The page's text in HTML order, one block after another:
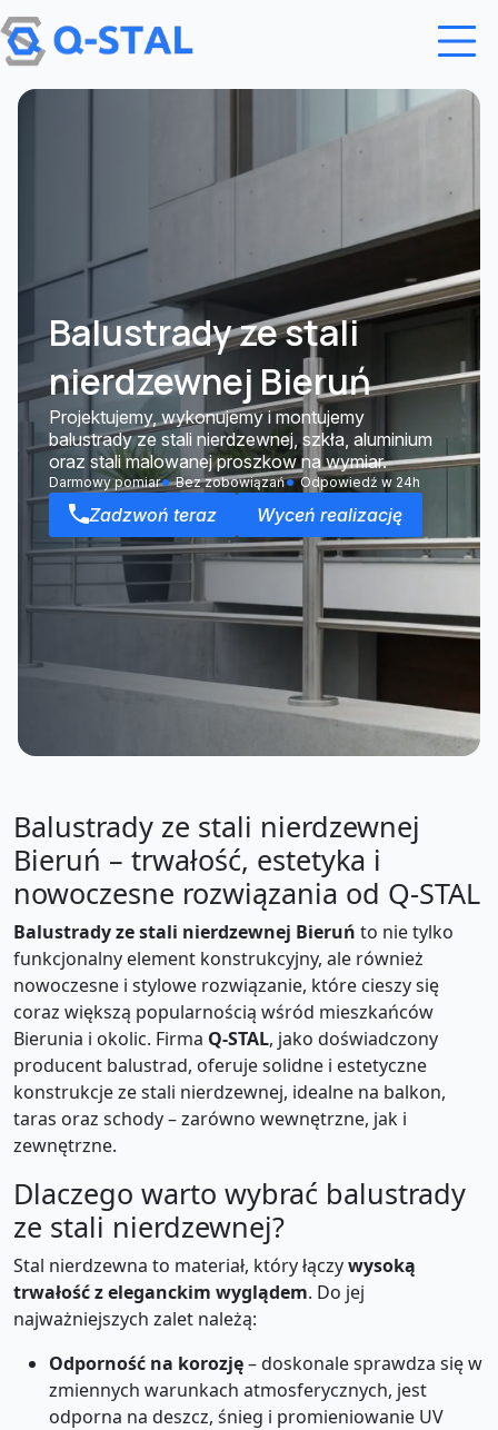
Przejdź do treści
Balustrady ze stali
nierdzewnej Bieruń
Projektujemy, wykonujemy i montujemy
balustrady ze stali nierdzewnej, szkła, aluminium
oraz stali malowanej proszkow na wymiar.
Darmowy pomiar Bez zobowiązań Odpowiedź w 24h
Zadzwoń teraz Wyceń realizację
Balustrady ze stali nierdzewnej
Bieruń – trwałość, estetyka i
nowoczesne rozwiązania od Q-STAL
Balustrady ze stali nierdzewnej Bieruń to nie tylko
funkcjonalny element konstrukcyjny, ale również
nowoczesne i stylowe rozwiązanie, które cieszy się
coraz większą popularnością wśród mieszkańców
Bierunia i okolic. Firma Q-STAL, jako doświadczony
producent balustrad, oferuje solidne i estetyczne
konstrukcje ze stali nierdzewnej, idealne na balkon,
taras oraz schody – zarówno wewnętrzne, jak i
zewnętrzne.
Dlaczego warto wybrać balustrady
ze stali nierdzewnej?
Stal nierdzewna to materiał, który łączywysoką
trwałość z eleganckim wyglądem. Do jej
najważniejszych zalet należą:
Odporność na korozję– doskonale sprawdza się w
zmiennych warunkach atmosferycznych, jest
odporna na deszcz, śnieg i promieniowanie UV